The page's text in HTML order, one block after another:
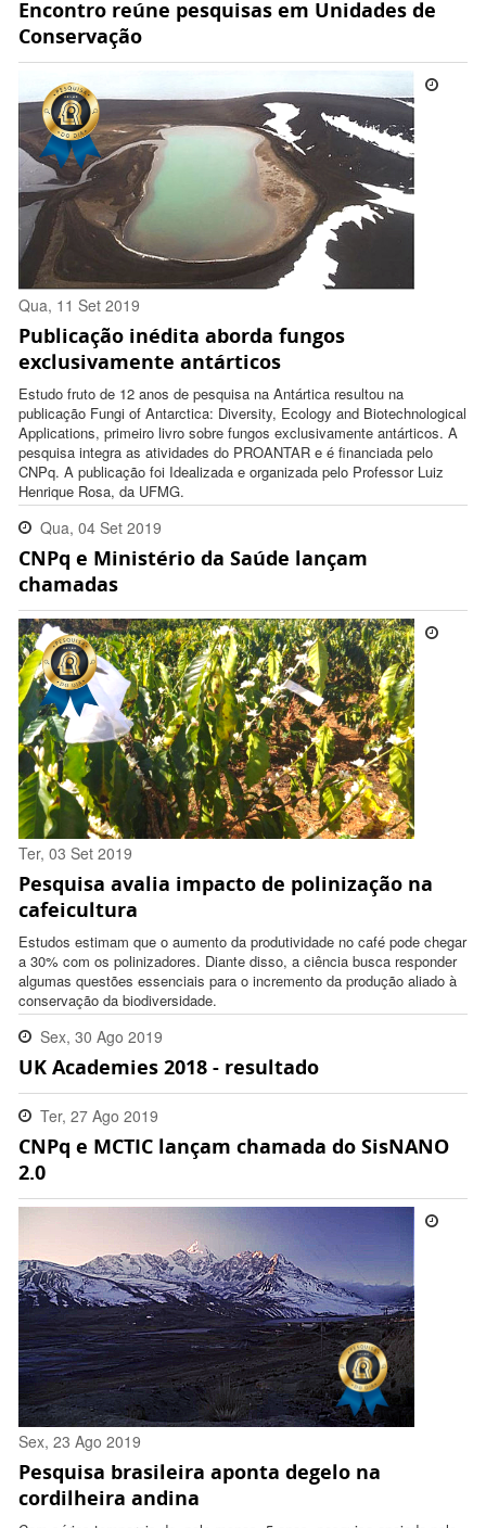
10:19:00 -0300
Encontro reúne pesquisas em Unidades de
Conservação
Qua, 11 Set 2019
15:05:00 -0300
Publicação inédita aborda fungos
exclusivamente antárticos
Estudo fruto de 12 anos de pesquisa na Antártica resultou na
publicação Fungi of Antarctica: Diversity, Ecology and Biotechnological
Applications, primeiro livro sobre fungos exclusivamente antárticos. A
pesquisa integra as atividades do PROANTAR e é financiada pelo
CNPq. A publicação foi Idealizada e organizada pelo Professor Luiz
Henrique Rosa, da UFMG.
Qua, 04 Set 2019
15:47:00 -0300
CNPq e Ministério da Saúde lançam
chamadas
Ter, 03 Set 2019
16:38:00 -0300
Pesquisa avalia impacto de polinização na
cafeicultura
Estudos estimam que o aumento da produtividade no café pode chegar
a 30% com os polinizadores. Diante disso, a ciência busca responder
algumas questões essenciais para o incremento da produção aliado à
conservação da biodiversidade.
Sex, 30 Ago 2019
16:18:00 -0300
UK Academies 2018 - resultado
Ter, 27 Ago 2019
13:22:00 -0300
CNPq e MCTIC lançam chamada do SisNANO
2.0
Sex, 23 Ago 2019
17:40:00 -0300
Pesquisa brasileira aponta degelo na
cordilheira andina